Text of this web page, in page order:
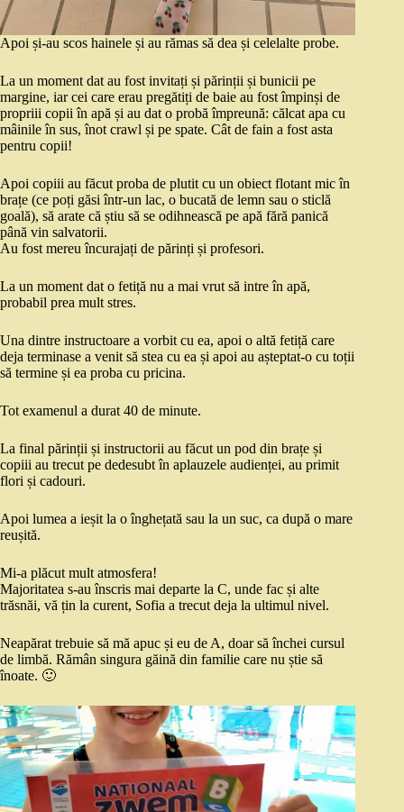
Apoi și-au scos hainele și au rămas să dea și celelalte probe.
La un moment dat au fost invitați și părinții și bunicii pe
margine, iar cei care erau pregătiți de baie au fost împinși de
propriii copii în apă și au dat o probă împreună: călcat apa cu
mâinile în sus, înot crawl și pe spate. Cât de fain a fost asta
pentru copii!
Apoi copiii au făcut proba de plutit cu un obiect flotant mic în
brațe (ce poți găsi într-un lac, o bucată de lemn sau o sticlă
goală), să arate că știu să se odihnească pe apă fără panică
până vin salvatorii.
Au fost mereu încurajați de părinți și profesori.
La un moment dat o fetiță nu a mai vrut să intre în apă,
probabil prea mult stres.
Una dintre instructoare a vorbit cu ea, apoi o altă fetiță care
deja terminase a venit să stea cu ea și apoi au așteptat-o cu toții
să termine și ea proba cu pricina.
Tot examenul a durat 40 de minute.
La final părinții și instructorii au făcut un pod din brațe și
copiii au trecut pe dedesubt în aplauzele audienței, au primit
flori și cadouri.
Apoi lumea a ieșit la o înghețată sau la un suc, ca după o mare
reușită.
Mi-a plăcut mult atmosfera!
Majoritatea s-au înscris mai departe la C, unde fac și alte
trăsnăi, vă țin la curent, Sofia a trecut deja la ultimul nivel.
Neapărat trebuie să mă apuc și eu de A, doar să închei cursul
de limbă. Rămân singura găină din familie care nu știe să
înoate. 🙂